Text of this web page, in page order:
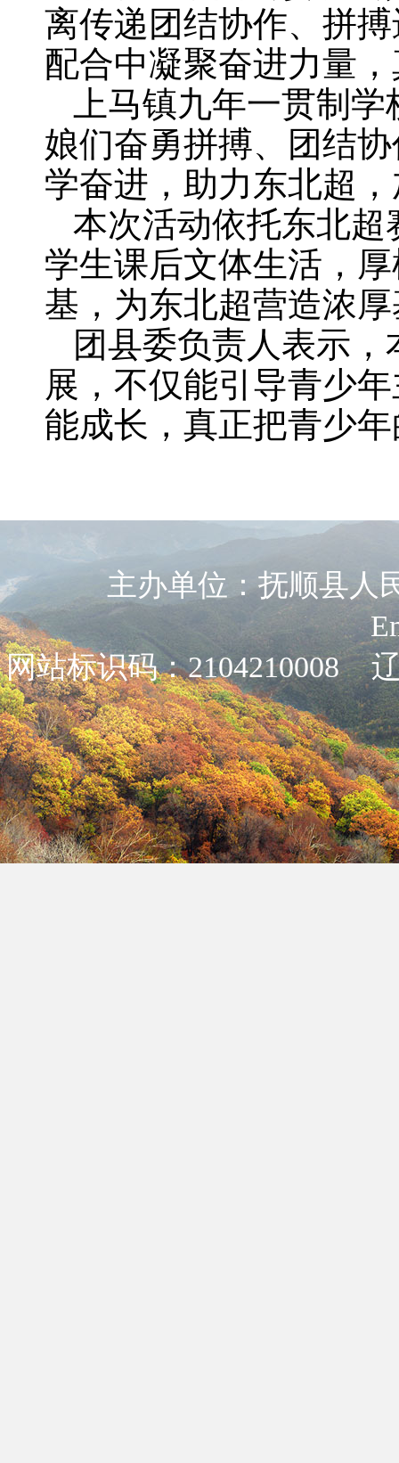
离传递团结协作、拼
配合中凝聚奋进力量
上马镇九年一贯制
娘们奋勇拼搏、团结
学奋进，助力东北超
本次活动依托东北
学生课后文体生活，
基，为东北超营造浓
团县委负责人表示
展，不仅能引导青少
能成长，真正把青少
主办单位：抚顺县
网站标识码：2104210008